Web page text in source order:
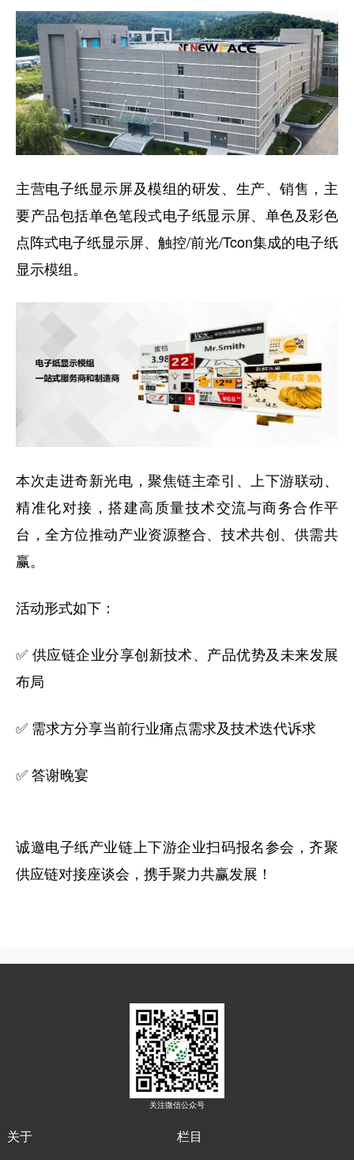
主营电子纸显示屏及模组的研发、生产、销售，主
要产品包括单色笔段式电子纸显示屏、单色及彩色
点阵式电子纸显示屏、触控/前光/Tcon集成的电子纸
显示模组。
本次走进奇新光电，聚焦链主牵引、上下游联动、
精准化对接，搭建高质量技术交流与商务合作平
台，全方位推动产业资源整合、技术共创、供需共
赢。
活动形式如下：
✅ 供应链企业分享创新技术、产品优势及未来发展
布局
✅ 需求方分享当前行业痛点需求及技术迭代诉求
✅ 答谢晚宴
诚邀电子纸产业链上下游企业扫码报名参会，齐聚
供应链对接座谈会，携手聚力共赢发展！
关注微信公众号
关于 栏目